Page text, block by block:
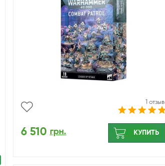
1 отзыв
6 510 грн. КУПИТЬ